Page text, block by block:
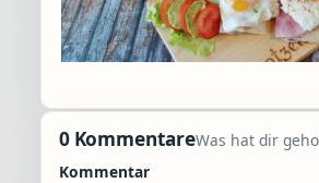
0 KommentareWas hat dir
Kommentar